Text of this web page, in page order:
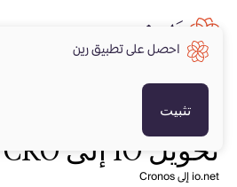
تحويل IO إلى CRO
io.net إلى Cronos
احصل على تطبيق رين
تثبيت